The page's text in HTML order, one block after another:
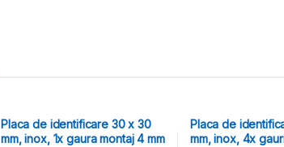
Placa de identificare 30 x 30
mm, inox, 1x gaura montaj 4 mm
Placa de
mm, inox, 4x